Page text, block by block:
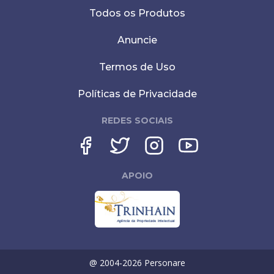
Todos os Produtos
Anuncie
Termos de Uso
Políticas de Privacidade
REDES SOCIAIS
APOIO
@ 2004-2026 Personare